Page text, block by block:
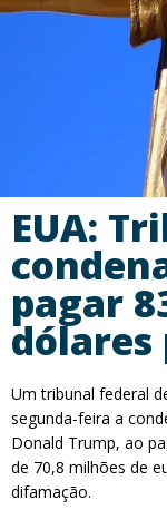
EUA:
pagar
dólares
Um tribunal federal
segunda-feira a
Donald Trump, ao
de 70,8 milhões de
difamação.